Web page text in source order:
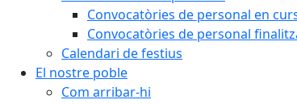
Convocatòries de personal en
Convocatòries de personal
Calendari de festius
El nostre poble
Com arribar-hi